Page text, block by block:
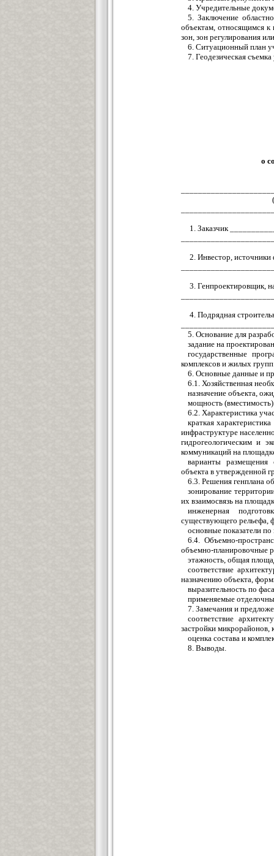
4. Учредительные
5. Заключение
объектам, относящимся
зон, зон регулирования
6. Ситуационный план
7. Геодезическая
о
1. Заказчик
2. Инвестор,
3. Генпроектировщик,
4. Подрядная
5. Основание для
задание на
государственные
комплексов и жилых
6. Основные данные и
6.1. Хозяйственная
назначение объекта,
мощность
6.2. Характеристика
краткая
инфраструктуре
гидрогеологическим и
коммуникаций на
варианты размещения
объекта в утвержденной
6.3. Решения генплана
зонирование
их взаимосвязь на
инженерная
существующего рельефа,
основные показатели по
6.4. Объемно-
объемно-планировочные
этажность, общая
соответствие
назначению объекта,
выразительность по
применяемые
7. Замечания и
соответствие
застройки микрорайонов,
оценка состава и
8. Выводы.